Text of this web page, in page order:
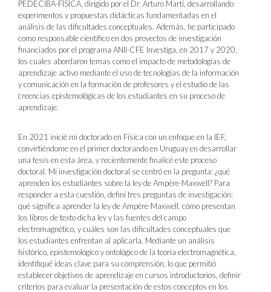
PEDECIBA-FÍSICA, dirigido por el Dr. Arturo Martí, desarrollando
experimentos y propuestas didácticas fundamentadas en el
análisis de las dificultades conceptuales. Además, he participado
como responsable científico en dos proyectos de investigación
financiados por el programa ANII-CFE Investiga, en 2017 y 2020,
los cuales abordaron temas como el impacto de metodologías de
aprendizaje activo mediante el uso de tecnologías de la información
y comunicación en la formación de profesores y el estudio de las
creencias epistemológicas de los estudiantes en su proceso de
aprendizaje.
En 2021 inicié mi doctorado en Física con un enfoque en la IEF,
convirtiéndome en el primer doctorando en Uruguay en desarrollar
una tesis en esta área, y recientemente finalicé este proceso
doctoral. Mi investigación doctoral se centró en la pregunta: ¿qué
aprenden los estudiantes sobre la ley de Ampère-Maxwell? Para
responder a esta cuestión, definí tres preguntas de investigación:
qué significa aprender la ley de Ampère-Maxwell, cómo presentan
los libros de texto dicha ley y las fuentes del campo
electromagnético, y cuáles son las dificultades conceptuales que
los estudiantes enfrentan al aplicarla. Mediante un análisis
histórico, epistemológico y ontológico de la teoría electromagnética,
identifiqué ideas clave para su comprensión, lo que permitió
establecer objetivos de aprendizaje en cursos introductorios, definir
criterios para evaluar la presentación de estos conceptos en los